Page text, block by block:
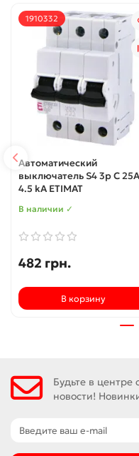
1910332
Автоматический
выключатель S4 3p C 25A
4.5 kA ETIMAT
В наличии ✓
482 грн.
В корзину
Будьте в
новости!